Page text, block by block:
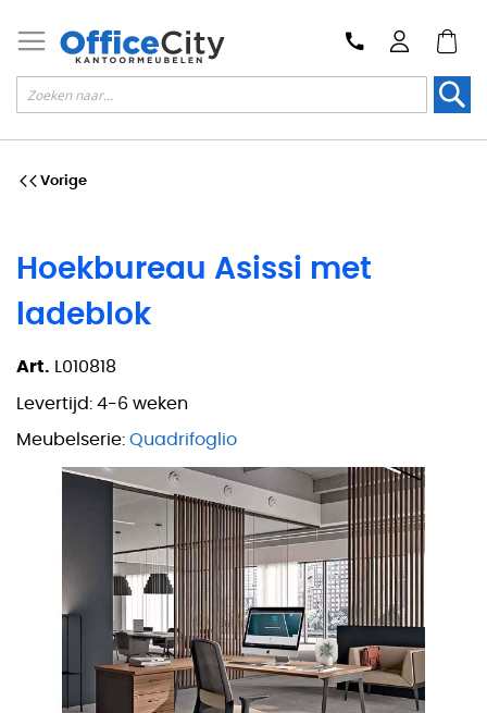
Hoekbureau Asissi met
ladeblok
Art. L010818
Levertijd: 4-6 weken
Meubelserie: Quadrifoglio
Vorige